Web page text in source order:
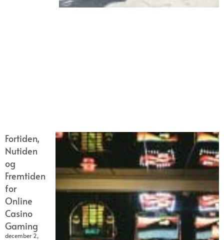
Fortiden,
Nutiden
og
Fremtiden
for
Online
Casino
Gaming
december 2,